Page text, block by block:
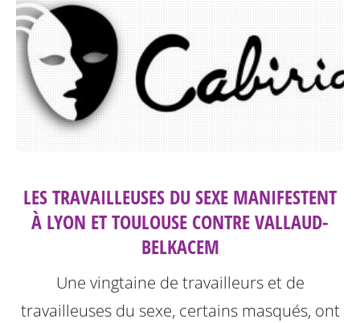
LES TRAVAILLEUSES DU SEXE MANIFESTENT
À LYON ET TOULOUSE CONTRE VALLAUD-
BELKACEM
Une vingtaine de travailleurs et de
travailleuses du sexe, certains masqués, ont